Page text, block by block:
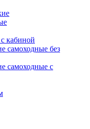
кабиной
самоходные без
самоходные с